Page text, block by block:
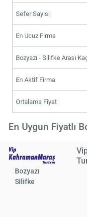
Sefer Sayısı
En Ucuz Firma
Bozyazı - Silifke Arası
En Aktif Firma
Ortalama Fiyat
En Uygun Fiyatlı
Bozyazı
Silifke